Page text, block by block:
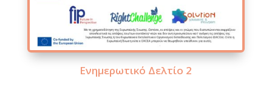
Ενημερωτικό Δελτίο 2